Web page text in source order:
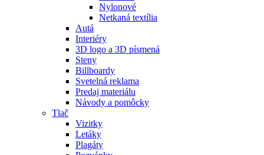
Nylonové
Netkaná textília
Autá
Interiéry
3D logo a 3D písmená
Steny
Billboardy
Svetelná reklama
Predaj materiálu
Návody a pomôcky
Tlač
Vizitky
Letáky
Plagáty